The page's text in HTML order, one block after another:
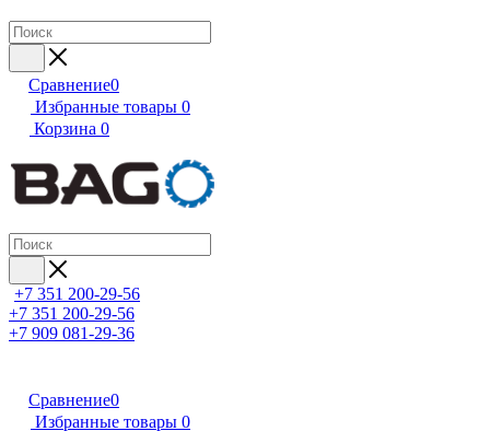
Сравнение0
Избранные товары 0
Корзина 0
+7 351 200-29-56
+7 351 200-29-56
+7 909 081-29-36
Сравнение0
Избранные товары 0